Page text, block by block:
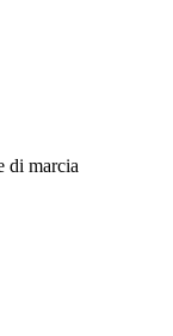
di marcia